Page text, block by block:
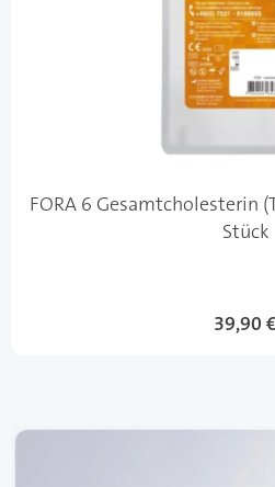
FORA 6 Gesamtcholesterin
Stück
39,90 €